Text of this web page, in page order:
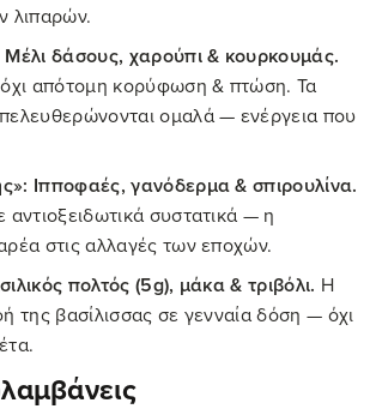
λιπαρών.
δάσους, χαρούπι & κουρκουμάς.
απότομη κορύφωση & πτώση. Τα
ομαλά — ενέργεια που
Ιπποφαές, γανόδερμα & σπιρουλίνα.
συστατικά — η
στις αλλαγές των εποχών.
πολτός (5g), μάκα & τριβόλι. Η
της βασίλισσας σε γενναία δόση — όχι